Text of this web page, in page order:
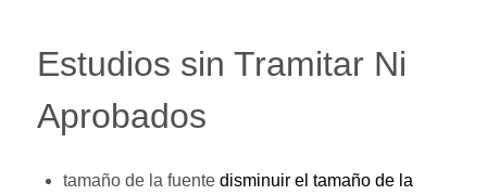
Estudios sin Tramitar Ni
Aprobados
tamaño de la fuente disminuir el tamaño de la